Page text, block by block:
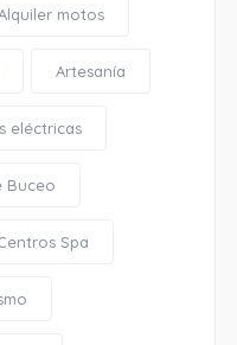
motos
Artesanía
eléctricas
Buceo
Spa